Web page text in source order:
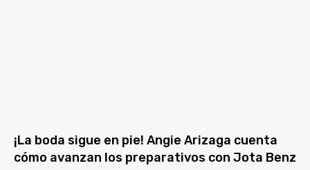
¡La boda sigue en pie! Angie Arizaga cuenta
cómo avanzan los preparativos con Jota Benz